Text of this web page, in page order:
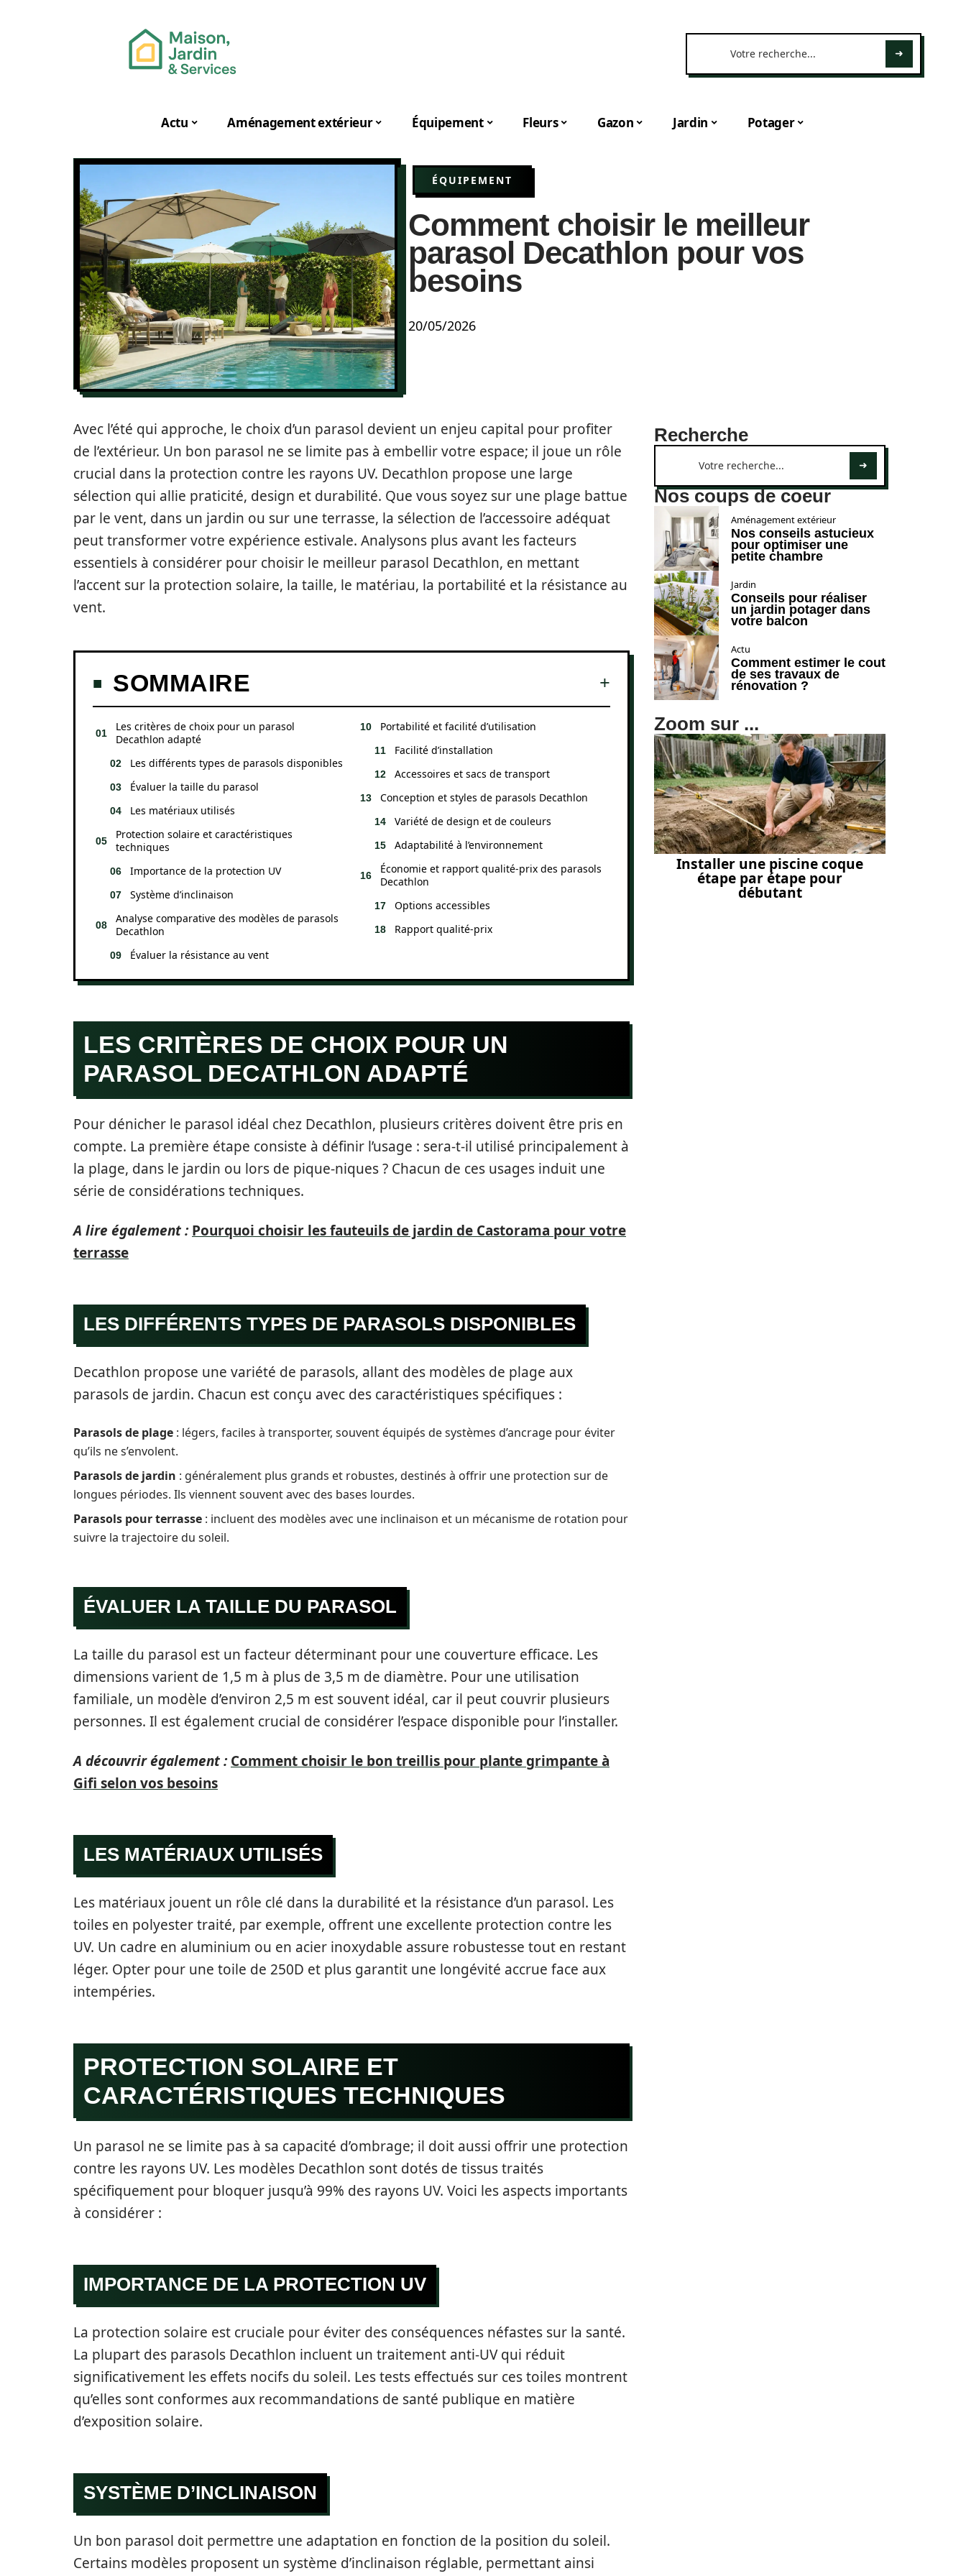
Actu Aménagement extérieur Équipement Fleurs Gazon Jardin Potager
ÉQUIPEMENT
Comment choisir le meilleur
parasol Decathlon pour vos
besoins
20/05/2026
Avec l’été qui approche, le choix d’un parasol devient un enjeu capital pour profiter
de l’extérieur. Un bon parasol ne se limite pas à embellir votre espace; il joue un rôle
crucial dans la protection contre les rayons UV. Decathlon propose une large
sélection qui allie praticité, design et durabilité. Que vous soyez sur une plage battue
par le vent, dans un jardin ou sur une terrasse, la sélection de l’accessoire adéquat
peut transformer votre expérience estivale. Analysons plus avant les facteurs
essentiels à considérer pour choisir le meilleur parasol Decathlon, en mettant
l’accent sur la protection solaire, la taille, le matériau, la portabilité et la résistance au
vent.
SOMMAIRE
Les critères de choix pour un parasol
Decathlon adapté
Les différents types de parasols disponibles
Évaluer la taille du parasol
Les matériaux utilisés
Protection solaire et caractéristiques
techniques
Importance de la protection UV
Système d’inclinaison
Analyse comparative des modèles de parasols
Decathlon
Évaluer la résistance au vent
Portabilité et facilité d’utilisation
Facilité d’installation
Accessoires et sacs de transport
Conception et styles de parasols Decathlon
Variété de design et de couleurs
Adaptabilité à l’environnement
Économie et rapport qualité-prix des parasols
Decathlon
Options accessibles
Rapport qualité-prix
LES CRITÈRES DE CHOIX POUR UN
PARASOL DECATHLON ADAPTÉ
Pour dénicher le parasol idéal chez Decathlon, plusieurs critères doivent être pris en
compte. La première étape consiste à définir l’usage : sera-t-il utilisé principalement à
la plage, dans le jardin ou lors de pique-niques ? Chacun de ces usages induit une
série de considérations techniques.
A lire également : Pourquoi choisir les fauteuils de jardin de Castorama pour votre
terrasse
LES DIFFÉRENTS TYPES DE PARASOLS DISPONIBLES
Decathlon propose une variété de parasols, allant des modèles de plage aux
parasols de jardin. Chacun est conçu avec des caractéristiques spécifiques :
Parasols de plage : légers, faciles à transporter, souvent équipés de systèmes d’ancrage pour éviter
qu’ils ne s’envolent.
Parasols de jardin : généralement plus grands et robustes, destinés à offrir une protection sur de
longues périodes. Ils viennent souvent avec des bases lourdes.
Parasols pour terrasse : incluent des modèles avec une inclinaison et un mécanisme de rotation pour
suivre la trajectoire du soleil.
ÉVALUER LA TAILLE DU PARASOL
La taille du parasol est un facteur déterminant pour une couverture efficace. Les
dimensions varient de 1,5 m à plus de 3,5 m de diamètre. Pour une utilisation
familiale, un modèle d’environ 2,5 m est souvent idéal, car il peut couvrir plusieurs
personnes. Il est également crucial de considérer l’espace disponible pour l’installer.
A découvrir également : Comment choisir le bon treillis pour plante grimpante à
Gifi selon vos besoins
LES MATÉRIAUX UTILISÉS
Les matériaux jouent un rôle clé dans la durabilité et la résistance d’un parasol. Les
toiles en polyester traité, par exemple, offrent une excellente protection contre les
UV. Un cadre en aluminium ou en acier inoxydable assure robustesse tout en restant
léger. Opter pour une toile de 250D et plus garantit une longévité accrue face aux
intempéries.
PROTECTION SOLAIRE ET
CARACTÉRISTIQUES TECHNIQUES
Un parasol ne se limite pas à sa capacité d’ombrage; il doit aussi offrir une protection
contre les rayons UV. Les modèles Decathlon sont dotés de tissus traités
spécifiquement pour bloquer jusqu’à 99% des rayons UV. Voici les aspects importants
à considérer :
IMPORTANCE DE LA PROTECTION UV
La protection solaire est cruciale pour éviter des conséquences néfastes sur la santé.
La plupart des parasols Decathlon incluent un traitement anti-UV qui réduit
significativement les effets nocifs du soleil. Les tests effectués sur ces toiles montrent
qu’elles sont conformes aux recommandations de santé publique en matière
d’exposition solaire.
SYSTÈME D’INCLINAISON
Un bon parasol doit permettre une adaptation en fonction de la position du soleil.
Certains modèles proposent un système d’inclinaison réglable, permettant ainsi
Recherche
Nos coups de coeur
Aménagement extérieur
Nos conseils astucieux
pour optimiser une
petite chambre
Jardin
Conseils pour réaliser
un jardin potager dans
votre balcon
Actu
Comment estimer le cout
de ses travaux de
rénovation ?
Zoom sur ...
Installer une piscine coque
étape par étape pour
débutant